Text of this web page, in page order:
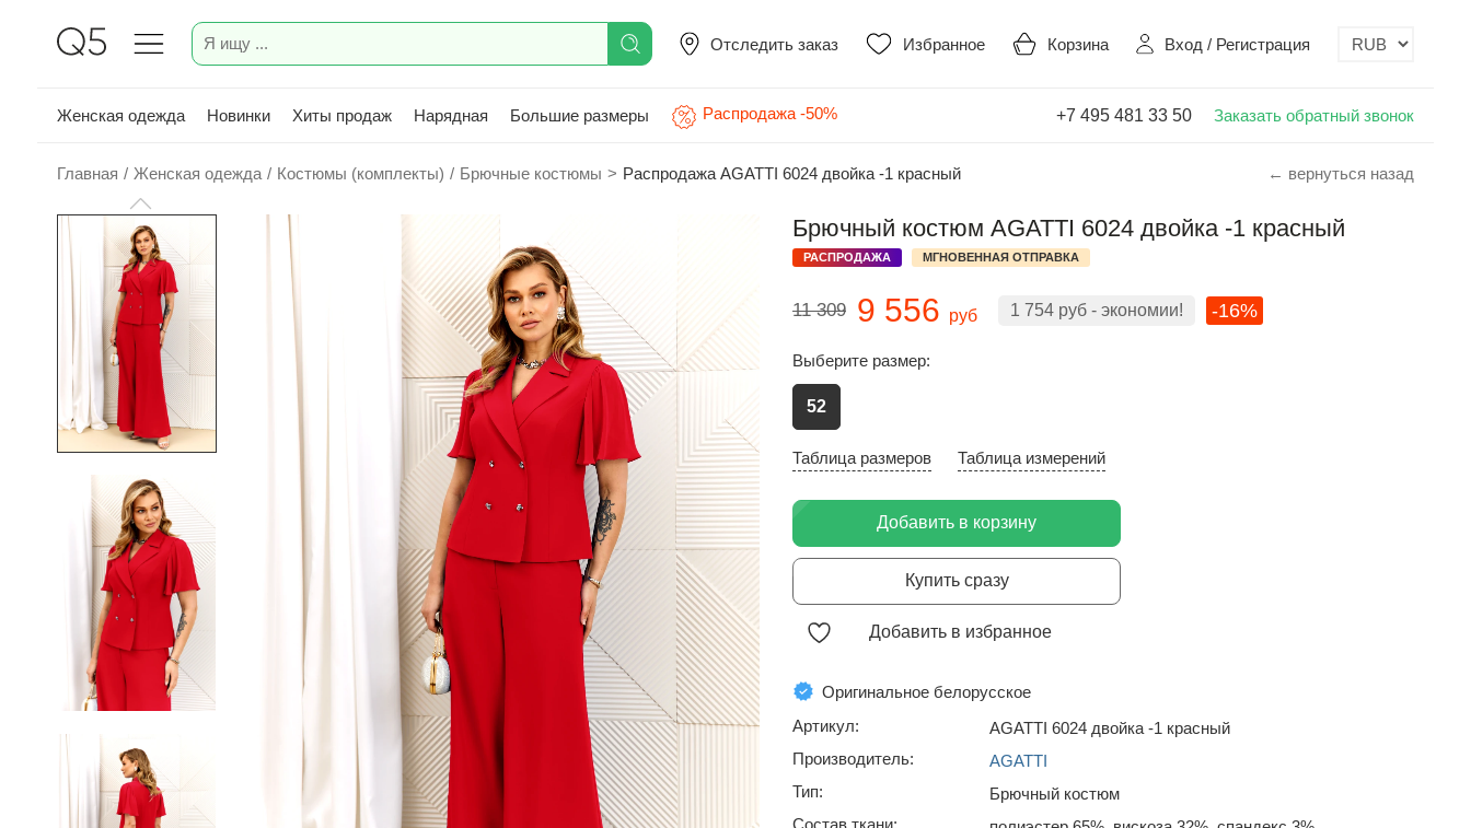
Отследить заказ Избранное Корзина Вход / Регистрация
Женская одежда Новинки Хиты продаж Нарядная Большие размеры Распродажа -50% +7 495 481 33 50 Заказать обратный звонок
Главная / Женская одежда / Костюмы (комплекты) / Брючные костюмы > Распродажа AGATTI 6024 двойка -1 красный ← вернуться назад
Брючный костюм AGATTI 6024 двойка -1 красный
РАСПРОДАЖА МГНОВЕННАЯ ОТПРАВКА
11 309 9 556 руб 1 754 руб - экономии! -16%
Выберите размер:
52
Таблица размеров Таблица измерений
Добавить в корзину
Купить сразу
Добавить в избранное
Оригинальное белорусское
Артикул:
AGATTI 6024 двойка -1 красный
Производитель:
AGATTI
Тип:
Брючный костюм
Состав ткани: